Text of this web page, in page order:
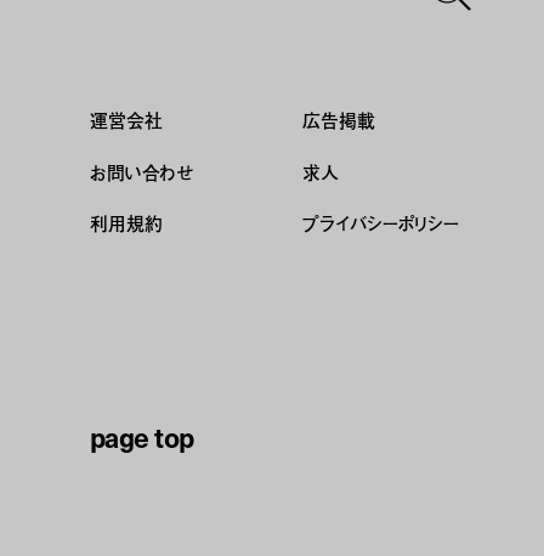
運営会社
広告掲載
お問い合わせ
求人
利用規約 プライバシーポリシー
page top